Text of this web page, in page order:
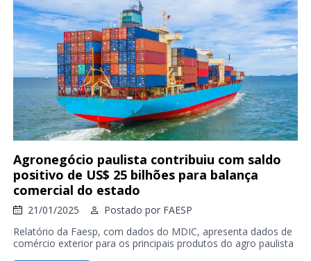
Agronegócio paulista contribuiu com saldo
positivo de US$ 25 bilhões para balança
comercial do estado
21/01/2025 Postado por FAESP
Relatório da Faesp, com dados do MDIC, apresenta dados de
comércio exterior para os principais produtos do agro paulista